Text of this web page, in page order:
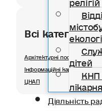
дітей
КНП
Діяльність
Всі категорії
Архітектурні послуги
Інформаційні картки ЦНАП
ЦНАП